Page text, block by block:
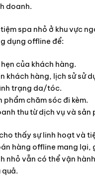
doanh.
spa nhỏ ở khu vực
dụng offline để:
của khách hàng.
khách hàng, lịch sử sử
trạng da/tóc.
phẩm chăm sóc đi kèm.
thu từ dịch vụ và sản
thấy sự linh hoạt và
hàng offline mang lại,
nhỏ vẫn có thể vận
quả.